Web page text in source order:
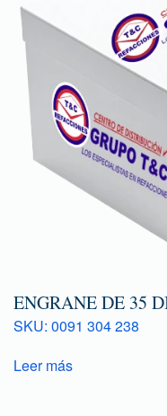
ENGRANE DE 35
SKU: 0091 304 238
Leer más